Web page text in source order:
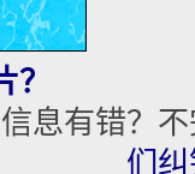
？
信息有错？
们